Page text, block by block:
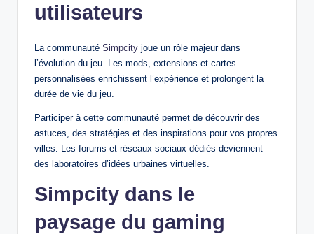
utilisateurs
La communauté Simpcity joue un rôle majeur dans
l’évolution du jeu. Les mods, extensions et cartes
personnalisées enrichissent l’expérience et prolongent la
durée de vie du jeu.
Participer à cette communauté permet de découvrir des
astuces, des stratégies et des inspirations pour vos propres
villes. Les forums et réseaux sociaux dédiés deviennent
des laboratoires d’idées urbaines virtuelles.
Simpcity dans le
paysage du gaming